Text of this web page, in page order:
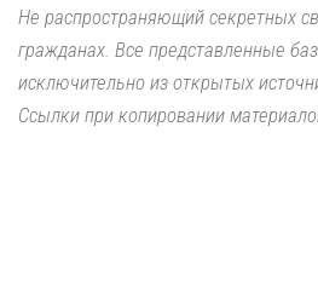
Не распространяющий секретных
гражданах. Все представленные
исключительно из открытых
Ссылки при копировании